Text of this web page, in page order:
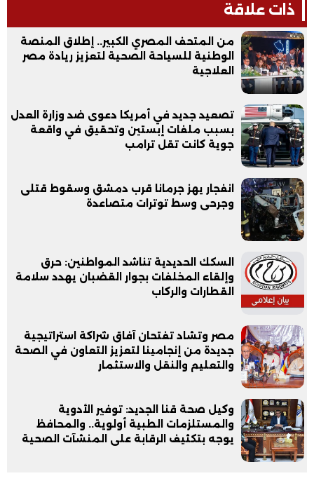
ذات علاقة
من المتحف المصري الكبير.. إطلاق المنصة
الوطنية للسياحة الصحية لتعزيز ريادة مصر
العلاجية
تصعيد جديد في أمريكا دعوى ضد وزارة العدل
بسبب ملفات إبستين وتحقيق في واقعة
جوية كانت تقل ترامب
انفجار يهز جرمانا قرب دمشق وسقوط قتلى
وجرحى وسط توترات متصاعدة
السكك الحديدية تناشد المواطنين: حرق
وإلقاء المخلفات بجوار القضبان يهدد سلامة
القطارات والركاب
مصر وتشاد تفتحان آفاق شراكة استراتيجية
جديدة من إنجامينا لتعزيز التعاون في الصحة
والتعليم والنقل والاستثمار
وكيل صحة قنا الجديد: توفير الأدوية
والمستلزمات الطبية أولوية.. والمحافظ
يوجه بتكثيف الرقابة على المنشآت الصحية